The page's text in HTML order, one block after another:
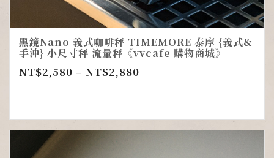
黑鏡Nano 義式咖啡秤 TIMEMORE 泰摩 {義式&
手沖} 小尺寸秤 流量秤《vvcafe 購物商城》
NT$2,580 – NT$2,880